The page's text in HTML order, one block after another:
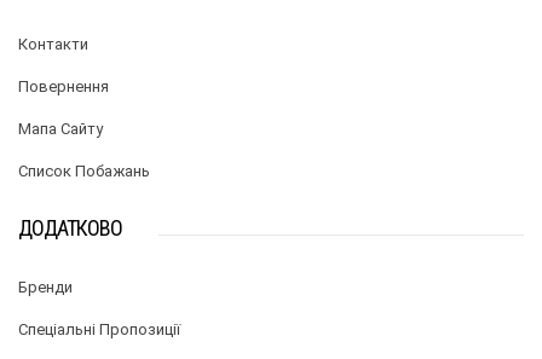
Контакти
Повернення
Мапа Сайту
Список Побажань
ДОДАТКОВО
Бренди
Спеціальні Пропозиції